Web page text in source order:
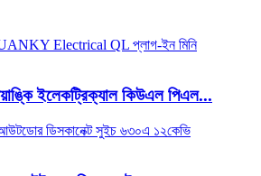
ইলেকট্রিক্যাল কিউএল পিএল...